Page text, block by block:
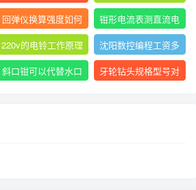
使用视频
钻
回弹仪换算强度如何
计算
钳形电流表测直流电
流的 ***
220v的电铃工作原理
沈阳数控编程工资多
少
斜口钳可以代替水口
牙轮钻头规格型号对